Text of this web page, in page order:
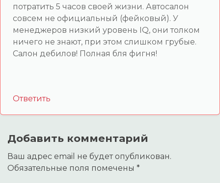
потратить 5 часов своей жизни. Автосалон
совсем не официальный (фейковый). У
менеджеров низкий уровень IQ, они толком
ничего не знают, при этом слишком грубые.
Салон дебилов! Полная бля фигня!
Ответить
Добавить комментарий
Ваш адрес email не будет опубликован.
Обязательные поля помечены *